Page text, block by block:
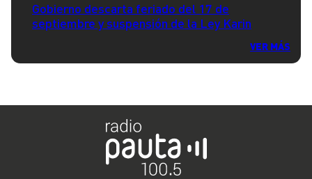
Gobierno descarta feriado del 17 de
septiembre y suspensión de la Ley Karin
VER MÁS